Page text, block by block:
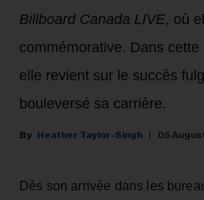
Billboard Canada LIVE, où
commémorative. Dans cette
elle revient sur le succès
bouleversé sa carrière.
Heather Taylor-Singh 05
Dès son arrivée dans les